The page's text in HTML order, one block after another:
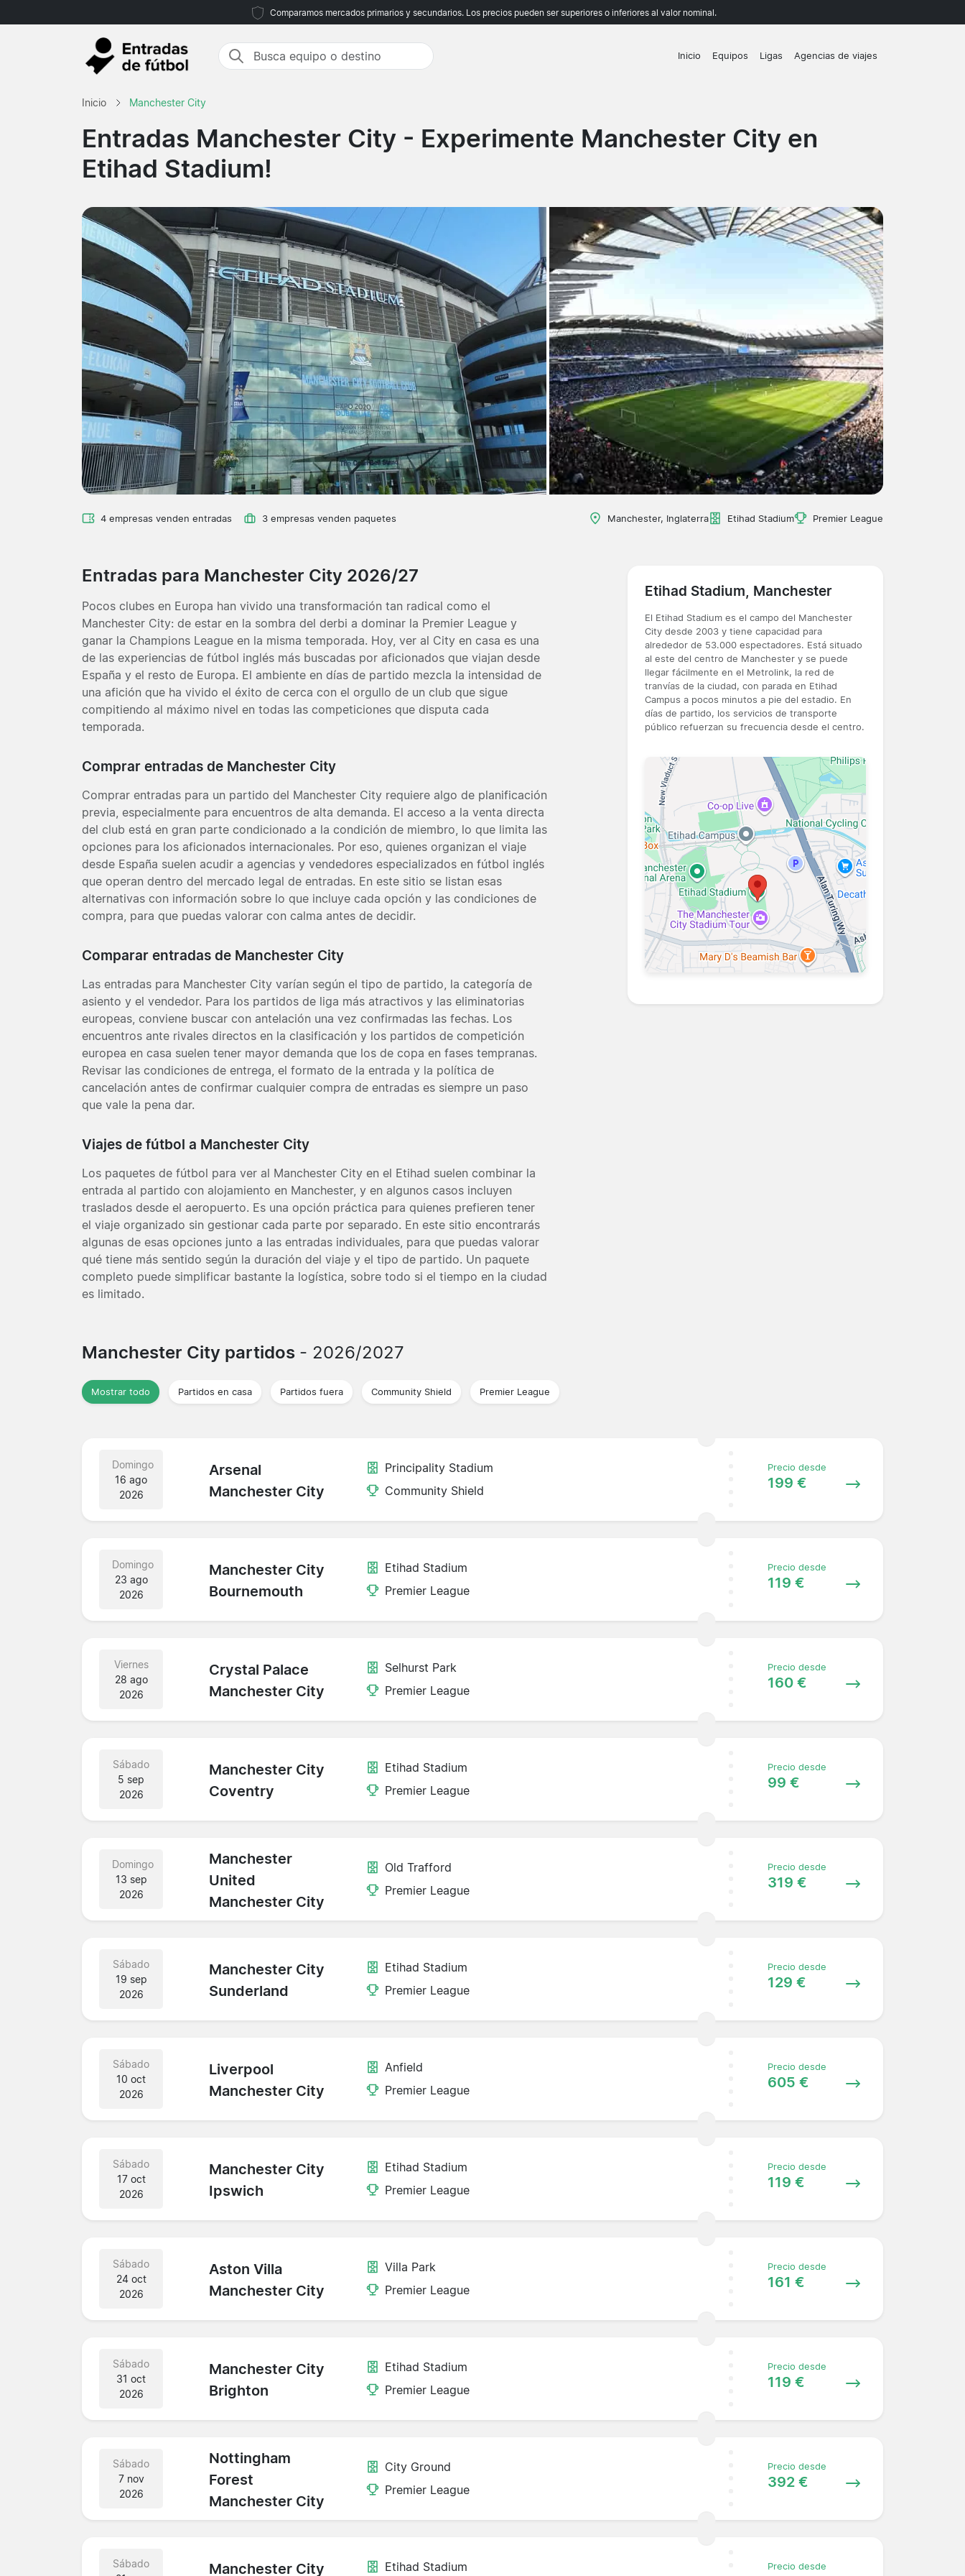
Comparamos mercados primarios y secundarios. Los precios pueden ser superiores o inferiores al valor nominal.
Inicio Equipos Ligas Agencias de viajes
Inicio Manchester City
Entradas Manchester City - Experimente Manchester City en
Etihad Stadium!
4 empresas venden entradas 3 empresas venden paquetes Manchester, Inglaterra Etihad Stadium Premier League
Entradas para Manchester City 2026/27
Pocos clubes en Europa han vivido una transformación tan radical como el
Manchester City: de estar en la sombra del derbi a dominar la Premier League y
ganar la Champions League en la misma temporada. Hoy, ver al City en casa es una
de las experiencias de fútbol inglés más buscadas por aficionados que viajan desde
España y el resto de Europa. El ambiente en días de partido mezcla la intensidad de
una afición que ha vivido el éxito de cerca con el orgullo de un club que sigue
compitiendo al máximo nivel en todas las competiciones que disputa cada
temporada.
Comprar entradas de Manchester City
Comprar entradas para un partido del Manchester City requiere algo de planificación
previa, especialmente para encuentros de alta demanda. El acceso a la venta directa
del club está en gran parte condicionado a la condición de miembro, lo que limita las
opciones para los aficionados internacionales. Por eso, quienes organizan el viaje
desde España suelen acudir a agencias y vendedores especializados en fútbol inglés
que operan dentro del mercado legal de entradas. En este sitio se listan esas
alternativas con información sobre lo que incluye cada opción y las condiciones de
compra, para que puedas valorar con calma antes de decidir.
Comparar entradas de Manchester City
Las entradas para Manchester City varían según el tipo de partido, la categoría de
asiento y el vendedor. Para los partidos de liga más atractivos y las eliminatorias
europeas, conviene buscar con antelación una vez confirmadas las fechas. Los
encuentros ante rivales directos en la clasificación y los partidos de competición
europea en casa suelen tener mayor demanda que los de copa en fases tempranas.
Revisar las condiciones de entrega, el formato de la entrada y la política de
cancelación antes de confirmar cualquier compra de entradas es siempre un paso
que vale la pena dar.
Viajes de fútbol a Manchester City
Los paquetes de fútbol para ver al Manchester City en el Etihad suelen combinar la
entrada al partido con alojamiento en Manchester, y en algunos casos incluyen
traslados desde el aeropuerto. Es una opción práctica para quienes prefieren tener
el viaje organizado sin gestionar cada parte por separado. En este sitio encontrarás
algunas de esas opciones junto a las entradas individuales, para que puedas valorar
qué tiene más sentido según la duración del viaje y el tipo de partido. Un paquete
completo puede simplificar bastante la logística, sobre todo si el tiempo en la ciudad
es limitado.
Etihad Stadium, Manchester
El Etihad Stadium es el campo del Manchester
City desde 2003 y tiene capacidad para
alrededor de 53.000 espectadores. Está situado
al este del centro de Manchester y se puede
llegar fácilmente en el Metrolink, la red de
tranvías de la ciudad, con parada en Etihad
Campus a pocos minutos a pie del estadio. En
días de partido, los servicios de transporte
público refuerzan su frecuencia desde el centro.
Manchester City partidos - 2026/2027
Mostrar todo Partidos en casa Partidos fuera Community Shield Premier League
Domingo
16 ago
2026
Arsenal
Manchester City
Principality Stadium
Community Shield
Precio desde
199 €
Domingo
23 ago
2026
Manchester City
Bournemouth
Etihad Stadium
Premier League
Precio desde
119 €
Viernes
28 ago
2026
Crystal Palace
Manchester City
Selhurst Park
Premier League
Precio desde
160 €
Sábado
5 sep
2026
Manchester City
Coventry
Etihad Stadium
Premier League
Precio desde
99 €
Domingo
13 sep
2026
Manchester
United
Manchester City
Old Trafford
Premier League
Precio desde
319 €
Sábado
19 sep
2026
Manchester City
Sunderland
Etihad Stadium
Premier League
Precio desde
129 €
Sábado
10 oct
2026
Liverpool
Manchester City
Anfield
Premier League
Precio desde
605 €
Sábado
17 oct
2026
Manchester City
Ipswich
Etihad Stadium
Premier League
Precio desde
119 €
Sábado
24 oct
2026
Aston Villa
Manchester City
Villa Park
Premier League
Precio desde
161 €
Sábado
31 oct
2026
Manchester City
Brighton
Etihad Stadium
Premier League
Precio desde
119 €
Sábado
7 nov
2026
Nottingham
Forest
Manchester City
City Ground
Premier League
Precio desde
392 €
Sábado
Manchester City Etihad Stadium Precio desde